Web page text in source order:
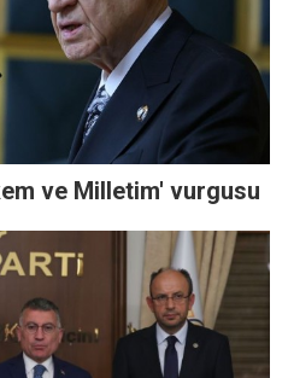
ve Milletim' vurgusu